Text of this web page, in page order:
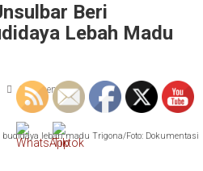
Beri
Lebah Madu
0 Komentar
lebah madu Trigona/Foto: Dokumentasi